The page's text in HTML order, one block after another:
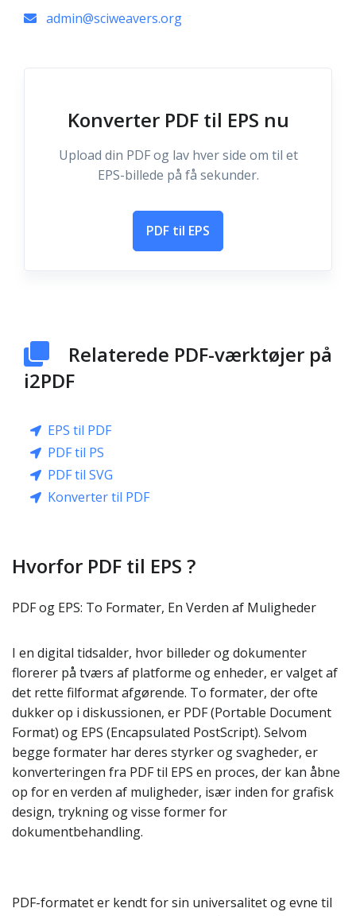
admin@sciweavers.org
Konverter PDF til EPS nu
Upload din PDF og lav hver side om til et
EPS-billede på få sekunder.
PDF til EPS
Relaterede PDF-værktøjer på
i2PDF
EPS til PDF
PDF til PS
PDF til SVG
Konverter til PDF
Hvorfor PDF til EPS ?
PDF og EPS: To Formater, En Verden af Muligheder
I en digital tidsalder, hvor billeder og dokumenter
florerer på tværs af platforme og enheder, er valget af
det rette filformat afgørende. To formater, der ofte
dukker op i diskussionen, er PDF (Portable Document
Format) og EPS (Encapsulated PostScript). Selvom
begge formater har deres styrker og svagheder, er
konverteringen fra PDF til EPS en proces, der kan åbne
op for en verden af muligheder, især inden for grafisk
design, trykning og visse former for
dokumentbehandling.
PDF-formatet er kendt for sin universalitet og evne til